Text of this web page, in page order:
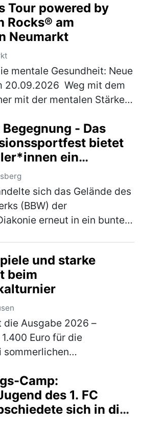
von 244 Läufer*innen so
Tour powered by
Rocks® am
Neumarkt
mentale Gesundheit: Neue
20.09.2026 Weg mit dem
mit der mentalen Stärke:
für Achtsamk…(mehr)
- Das
bietet
ein
sich das Gelände des
(BBW) der
erneut in ein buntes
und starke
beim
die Ausgabe 2026 –
Euro für die
des
Camp:
des 1. FC
sich in die